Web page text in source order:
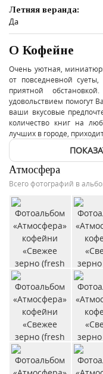
Летняя веранда:
Да
О Кофейне
Очень уютная,
от повседневной
приятной
удовольствием помогут
ваши вкусовые
количество книг на
лучших в городе,
Атмосфера
Всего фотографий в